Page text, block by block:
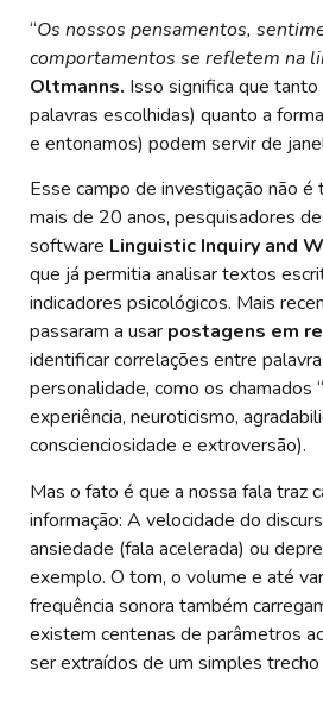
“Os nossos pensamentos,
comportamentos se refletem na
Oltmanns. Isso significa que
palavras escolhidas) quanto a
e entonamos) podem servir de
Esse campo de investigação não
mais de 20 anos, pesquisadores
software Linguistic Inquiry and
que já permitia analisar textos
indicadores psicológicos. Mais
passaram a usar postagens em
identificar correlações entre
personalidade, como os chamados “
experiência, neuroticismo,
conscienciosidade e extroversão).
Mas o fato é que a nossa fala traz
informação: A velocidade do
ansiedade (fala acelerada) ou
exemplo. O tom, o volume e até
frequência sonora também
existem centenas de parâmetros
ser extraídos de um simples trecho